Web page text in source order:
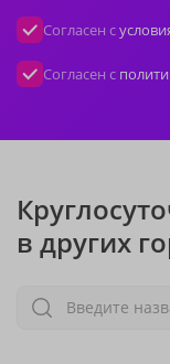
Согласен с
Согласен с
в других
Введите